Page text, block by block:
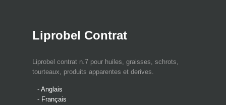
Liprobel Contrat
Liprobel contrat n.7 pour huiles, graisses, schrots,
tourteaux, produits apparentes et derives.
- Anglais
- Français